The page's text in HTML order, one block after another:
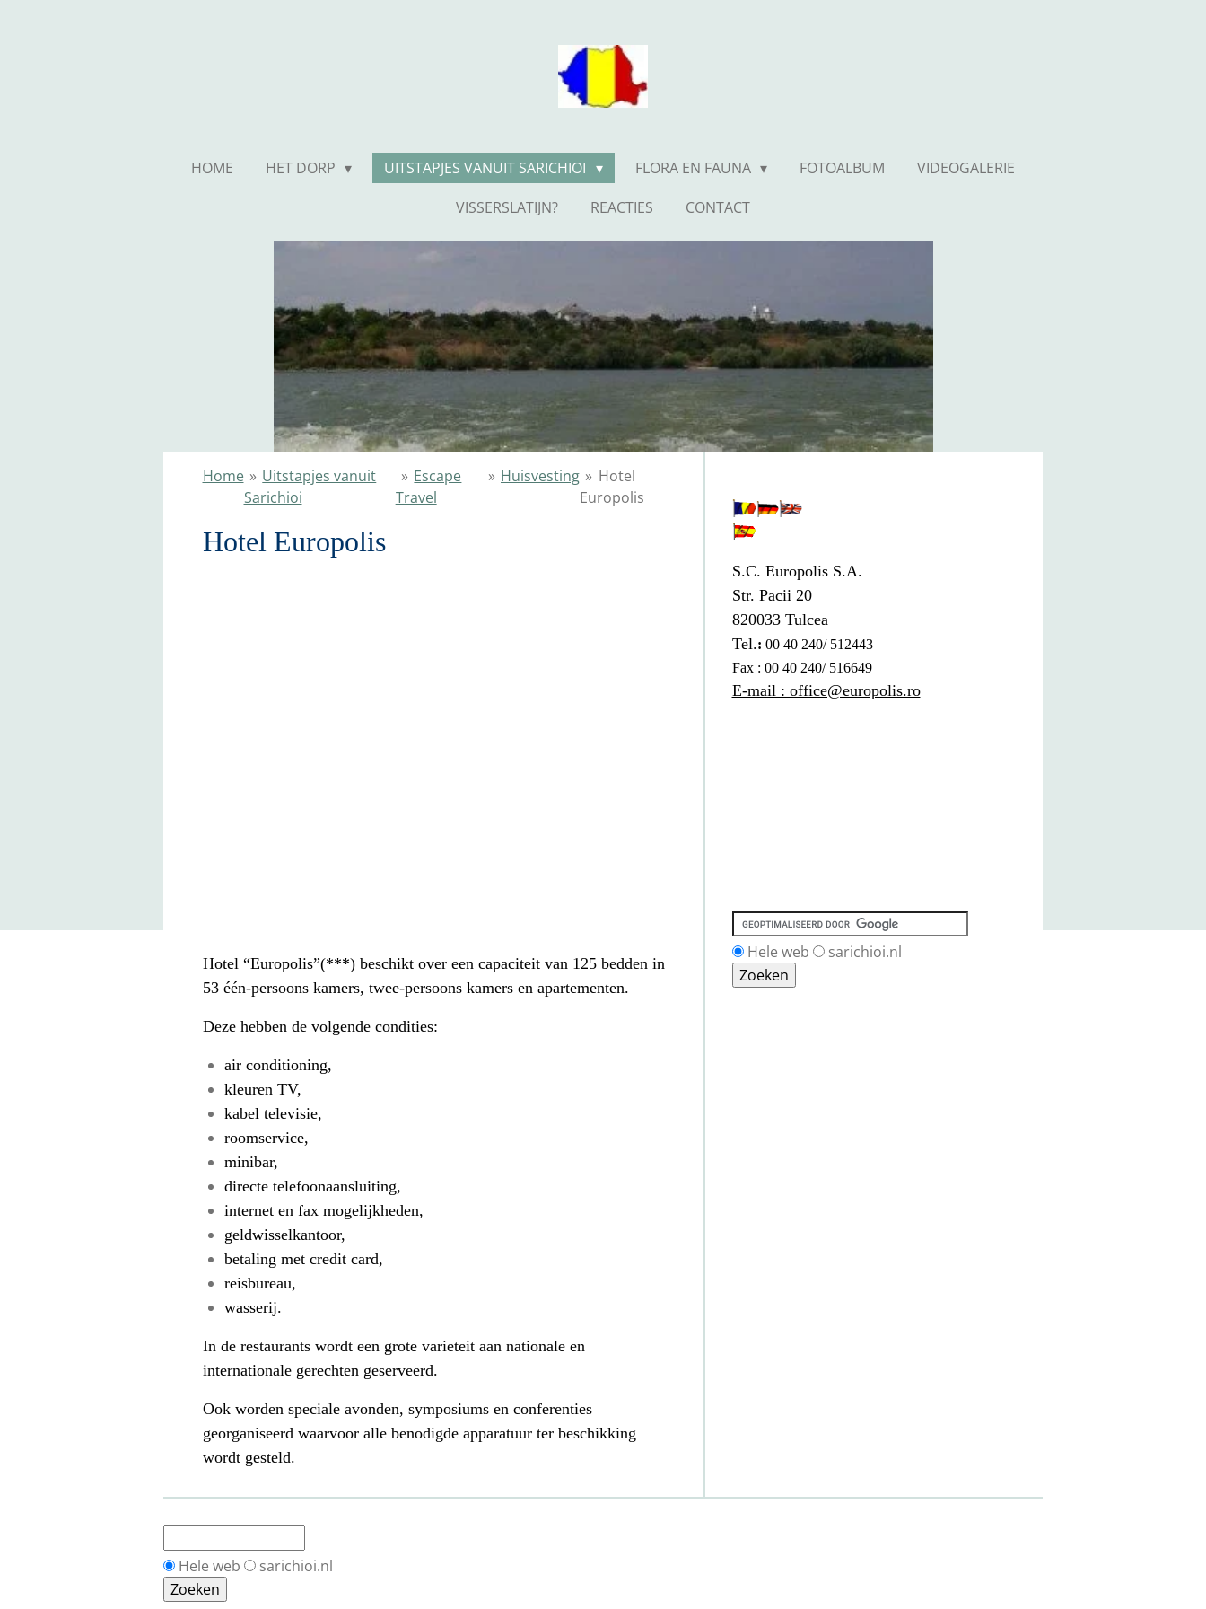
HOME HET DORP UITSTAPJES VANUIT SARICHIOI FLORA EN FAUNA FOTOALBUM
VIDEOGALERIE
VISSERSLATIJN?
REACTIES CONTACT
Home » Uitstapjes vanuit
Sarichioi
» Escape
Travel
» Huisvesting » Hotel
Europolis
Hotel Europolis
Hotel “Europolis”(***) beschikt over een capaciteit van 125 bedden in
53 één-persoons kamers, twee-persoons kamers en apartementen.
Deze hebben de volgende condities:
air conditioning,
kleuren TV,
kabel televisie,
roomservice,
minibar,
directe telefoonaansluiting,
internet en fax mogelijkheden,
geldwisselkantoor,
betaling met credit card,
reisbureau,
wasserij.
In de restaurants wordt een grote varieteit aan nationale en
internationale gerechten geserveerd.
Ook worden speciale avonden, symposiums en conferenties
georganiseerd waarvoor alle benodigde apparatuur ter beschikking
wordt gesteld.
S.C. Europolis S.A.
Str. Pacii 20
820033 Tulcea
Tel.: 00 40 240/ 512443
Fax : 00 40 240/ 516649
E-mail : office@europolis.ro
Hele web sarichioi.nl
Hele web sarichioi.nl